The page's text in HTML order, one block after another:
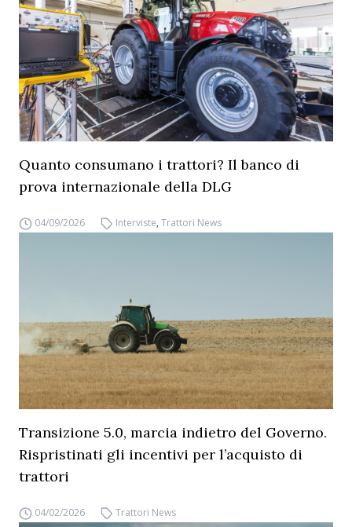
Quanto consumano i trattori? Il banco di
prova internazionale della DLG
04/09/2026 Interviste,Trattori News
Transizione 5.0, marcia indietro del Governo.
Rispristinati gli incentivi per l’acquisto di
trattori
04/02/2026 Trattori News